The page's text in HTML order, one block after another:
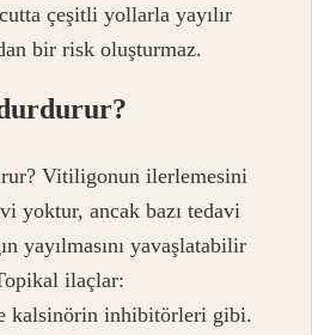
çeşitli yollarla yayılır
bir risk oluşturmaz.
Vitiligonun ilerlemesini
yoktur, ancak bazı tedavi
yayılmasını yavaşlatabilir
ilaçlar:
kalsinörin inhibitörleri gibi.